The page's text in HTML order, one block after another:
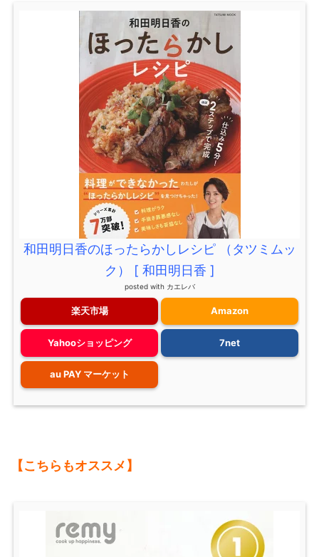
和田明日香のほったらかしレシピ （タツミムッ
ク） [ 和田明日香 ]
posted with カエレバ
楽天市場 Amazon
Yahooショッピング 7net
au PAY マーケット
【こちらもオススメ】